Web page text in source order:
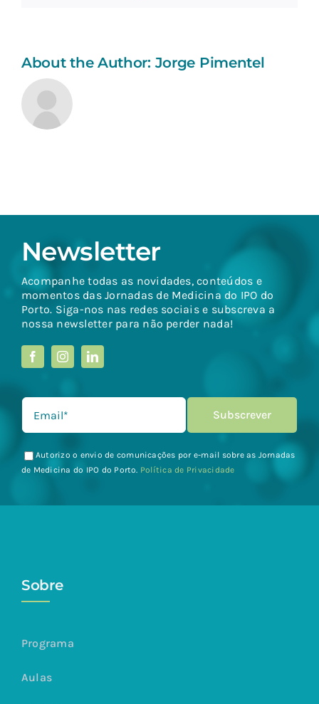
About the Author: Jorge Pimentel
Newsletter
Acompanhe todas as novidades, conteúdos e
momentos das Jornadas de Medicina do IPO do
Porto. Siga-nos nas redes sociais e subscreva a
nossa newsletter para não perder nada!
Autorizo o envio de comunicações por e-mail sobre as Jornadas
de Medicina do IPO do Porto. Política de Privacidade
Sobre
Programa
Aulas